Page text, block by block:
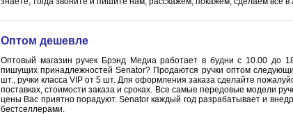
Оптом дешевле
Оптовый магазин ручек Брэнд Медиа работает в будни с 10.00 до
пишущих принадлежностей Senator? Продаются ручки оптом
шт., ручки класса VIP от 5 шт. Для оформления заказа сделайте
поставках, стоимости заказа и сроках. Все самые передовые модели
цены Вас приятно порадуют. Senator каждый год разрабатывает и
бестселлерами.